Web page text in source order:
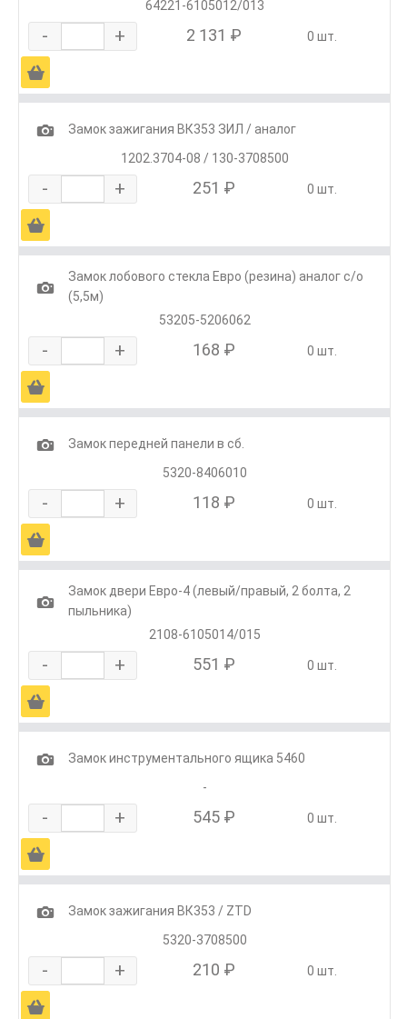
64221-6105012/013
- + 2 131 ₽ 0 шт.
Ä
1
Замок зажигания ВК353 ЗИЛ / аналог
1202.3704-08 / 130-3708500
- + 251 ₽ 0 шт.
Ä
1
Замок лобового стекла Евро (резина) аналог с/о
(5,5м)
53205-5206062
- + 168 ₽ 0 шт.
Ä
1
Замок передней панели в сб.
5320-8406010
- + 118 ₽ 0 шт.
Ä
1
Замок двери Евро-4 (левый/правый, 2 болта, 2
пыльника)
2108-6105014/015
- + 551 ₽ 0 шт.
Ä
1
Замок инструментального ящика 5460
-
- + 545 ₽ 0 шт.
Ä
1
Замок зажигания ВК353 / ZTD
5320-3708500
- + 210 ₽ 0 шт.
Ä